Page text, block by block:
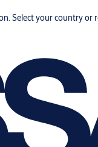
Select your country or